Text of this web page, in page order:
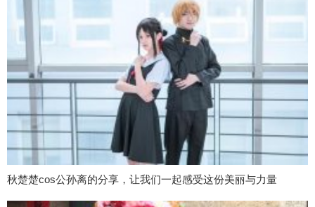
秋楚楚cos公孙离的分享，让我们一起感受这份美丽与力量